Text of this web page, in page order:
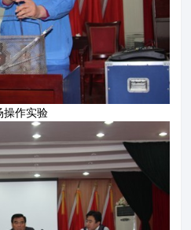
操作实验